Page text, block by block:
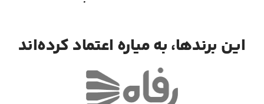
این برندها، به میاره اعتماد کرده‌اند